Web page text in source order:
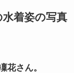
着姿の写真
花さん。